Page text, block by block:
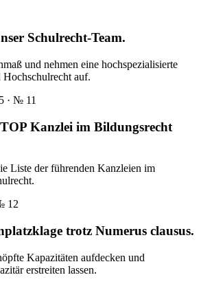
Schulrecht-Team.
und nehmen eine hochspezialisierte
auf.
· № 11
Kanzlei im Bildungsrecht
Liste der führenden Kanzleien im
12
trotz Numerus clausus.
Kapazitäten aufdecken und
erstreiten lassen.